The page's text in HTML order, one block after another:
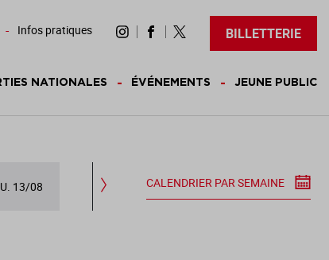
Infos pratiques BILLETTERIE
NATIONALES ÉVÉNEMENTS JEUNE PUBLIC
13/08 VEN. 14/08 SAM. 15/08
CALENDRIER PAR SEMAINE